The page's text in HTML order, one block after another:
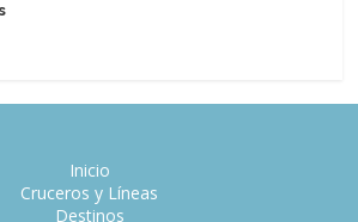
Inicio
Cruceros y Líneas
Destinos